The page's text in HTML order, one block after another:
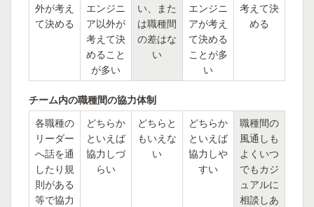
外が考え
て決める
エンジニ
ア以外が
考えて決
めること
が多い
い、また
は職種間
の差はな
い
エンジニ
アが考え
て決める
ことが多
い
考えて決
める
チーム内の職種間の協力体制
各職種の
リーダー
へ話を通
したり規
則がある
等で協力
どちらか
といえば
協力しづ
らい
どちらと
もいえな
い
どちらか
といえば
協力しや
すい
職種間の
風通しも
よくいつ
でもカジ
ュアルに
相談しあ